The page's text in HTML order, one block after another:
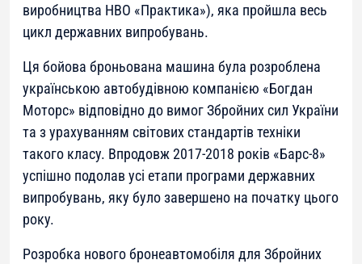
виробництва НВО «Практика»), яка пройшла весь
цикл державних випробувань.
Ця бойова броньована машина була розроблена
українською автобудівною компанією «Богдан
Моторс» відповідно до вимог Збройних сил України
та з урахуванням світових стандартів техніки
такого класу. Впродовж 2017-2018 років «Барс-8»
успішно подолав усі етапи програми державних
випробувань, яку було завершено на початку цього
року.
Розробка нового бронеавтомобіля для Збройних